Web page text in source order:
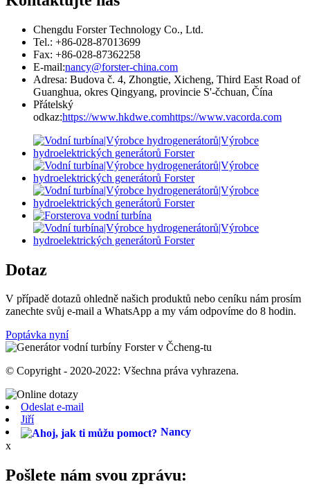
Chengdu Forster Technology Co., Ltd.
Tel.: +86-028-87013699
Fax: +86-028-87362258
E-mail:nancy@forster-china.com
Adresa: Budova č. 4, Zhongtie, Xicheng, Third East Road of
Guanghua, okres Qingyang, provincie S'-čchuan, Čína
Přátelský
odkaz:https://www.hkdwe.comhttps://www.vacorda.com
Dotaz
V případě dotazů ohledně našich produktů nebo ceníku nám prosím
zanechte svůj e-mail a WhatsApp a my vám odpovíme do 8 hodin.
Poptávka nyní
© Copyright - 2020-2022: Všechna práva vyhrazena.
Odeslat e-mail
Jiří
Nancy
x
Pošlete nám svou zprávu: